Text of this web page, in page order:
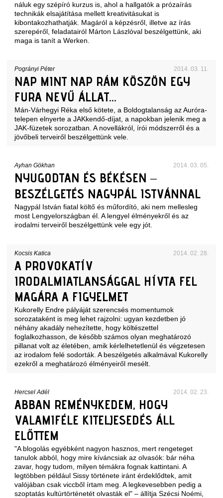
náluk egy szépíró kurzus is, ahol a hallgatók a prózaírás
technikák elsajátítása mellett kreativitásukat is
kibontakozhathatják. Magáról a képzésről, illetve az írás
szerepéről, feladatairól Márton Lászlóval beszélgettünk, aki
maga is tanít a Werken.
Pogrányi Péter 2014. 03. 11.
NAP MINT NAP RÁM KÖSZÖN EGY
FURA NEVŰ ÁLLAT…
Mán-Várhegyi Réka első kötete, a Boldogtalanság az Auróra-
telepen elnyerte a JAKkendő-díjat , a napokban jelenik meg a
JAK-füzetek sorozatban . A novellákról, írói módszerről és a
jövőbeli terveiről beszélgettünk vele.
Ayhan Gökhan 2014. 03. 05.
NYUGODTAN ÉS BÉKÉSEN –
BESZÉLGETÉS NAGYPÁL ISTVÁNNAL
Nagypál István fiatal költő és műfordító, aki nem mellesleg
most Lengyelországban él. A lengyel élményekről és az
irodalmi terveiről beszélgettünk vele egy jót.
Kocsis Katica 2014. 02. 28.
A PROVOKATÍV
IRODALMIATLANSÁGGAL HÍVTA FEL
MAGÁRA A FIGYELMET
Kukorelly Endre pályáját szerencsés momentumok
sorozataként is meg lehet rajzolni: ugyan kezdetben jó
néhány akadály nehezítette, hogy költészettel
foglalkozhasson, de később számos olyan meghatározó
pillanat volt az életében, amik kérlelhetetlenül és végzetesen
az irodalom felé sodorták. A beszélgetés alkalmával Kukorelly
ezekről a meghatározó élményeiről mesélt.
Hercsel Adél 2014. 02. 23.
ABBAN REMÉNYKEDEM, HOGY
VALAMIFÉLE KITELJESEDÉS ÁLL
ELŐTTEM
"A blogolás egyébként nagyon hasznos, mert rengeteget
tanulok abból, hogy mire kíváncsiak az olvasók: bár néha
zavar, hogy tudom, milyen témákra fognak kattintani. A
legtöbben például Sissy története iránt érdeklődtek, amit
valójában csak viccből írtam meg. A legkevesebben pedig a
szoptatás kultúrtörténetét olvasták el" – állítja Szécsi Noémi,